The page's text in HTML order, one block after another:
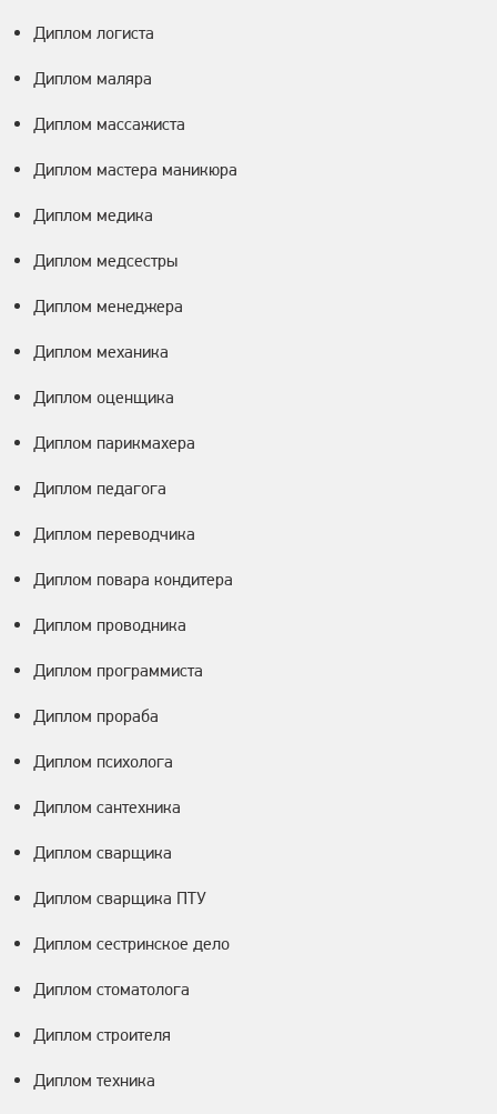
Диплом логиста
Диплом маляра
Диплом массажиста
Диплом мастера маникюра
Диплом медика
Диплом медсестры
Диплом менеджера
Диплом механика
Диплом оценщика
Диплом парикмахера
Диплом педагога
Диплом переводчика
Диплом повара кондитера
Диплом проводника
Диплом программиста
Диплом прораба
Диплом психолога
Диплом сантехника
Диплом сварщика
Диплом сварщика ПТУ
Диплом сестринское дело
Диплом стоматолога
Диплом строителя
Диплом техника